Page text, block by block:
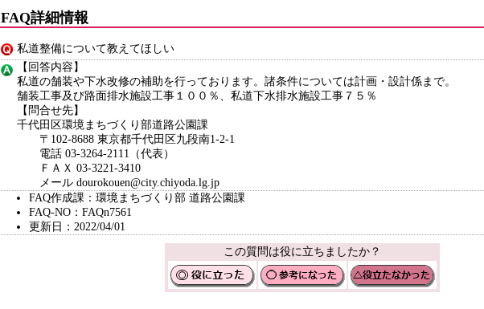
FAQ詳細情報
私道整備について教えてほしい
【回答内容】
私道の舗装や下水改修の補助を行っております。諸条件については計画・設計係まで。
舗装工事及び路面排水施設工事１００％、私道下水排水施設工事７５％
【問合せ先】
千代田区環境まちづくり部道路公園課
〒102-8688 東京都千代田区九段南1-2-1
電話 03-3264-2111（代表）
ＦＡＸ 03-3221-3410
メール dourokouen@city.chiyoda.lg.jp
FAQ作成課：環境まちづくり部 道路公園課
FAQ-NO：FAQn7561
更新日：2022/04/01
この質問は役に立ちましたか？